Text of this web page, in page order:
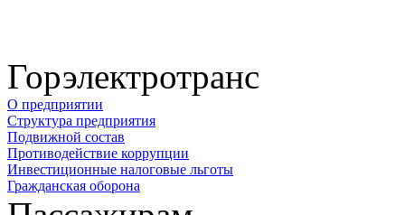
Горэлектротранс
О предприятии
Структура предприятия
Подвижной состав
Противодействие коррупции
Инвестиционные налоговые льготы
Гражданская оборона